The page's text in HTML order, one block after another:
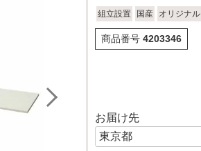
組立設置 国産 オリジナル
商品番号 4203346
お届け先